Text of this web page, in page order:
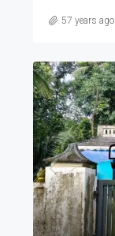
57 years ago